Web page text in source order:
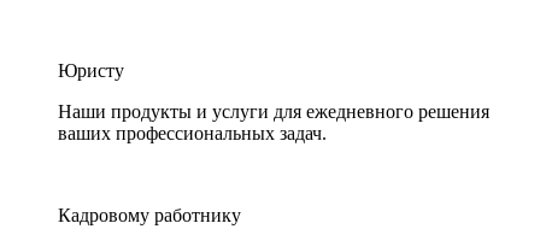
Юристу
Наши продукты и услуги для ежедневного решения
ваших профессиональных задач.
Кадровому работнику